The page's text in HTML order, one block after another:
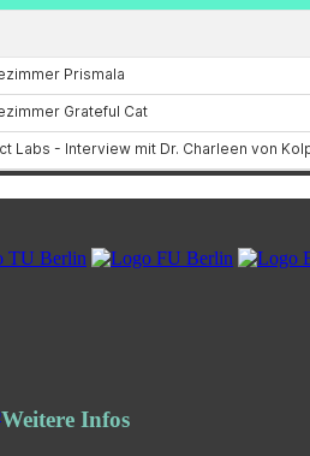
Weitere Infos